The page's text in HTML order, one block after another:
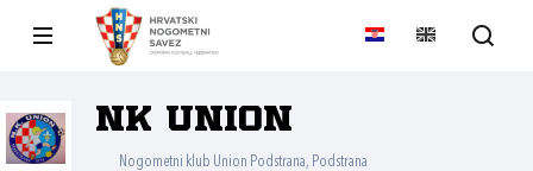
NK Union
Nogometni klub Union Podstrana, Podstrana